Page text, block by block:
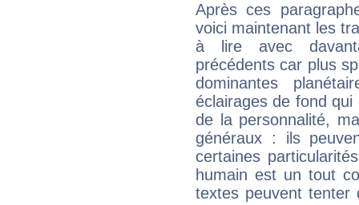
Après ces
voici maintenant les
à lire avec
précédents car plus
dominantes
éclairages de fond
de la personnalité,
généraux : ils
certaines
humain est un tout
textes peuvent tenter